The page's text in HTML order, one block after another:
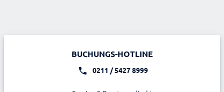
BUCHUNGS-HOTLINE
0211 / 5427 8999